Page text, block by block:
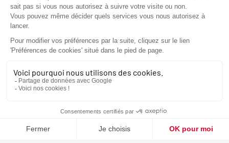
UNE INSTALLATION PROFESSIONNELLE ET
CERTIFIÉE
installation soignée et conforme aux normes en vigueur.
Nous intervenons sur Perpignan, Argelès-sur-Mer, Céret et
fiable et sécurisée.
ENTRETIEN, RAMONAGE ET SERVICE